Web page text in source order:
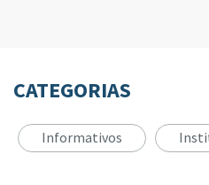
CATEGORIAS
Informativos